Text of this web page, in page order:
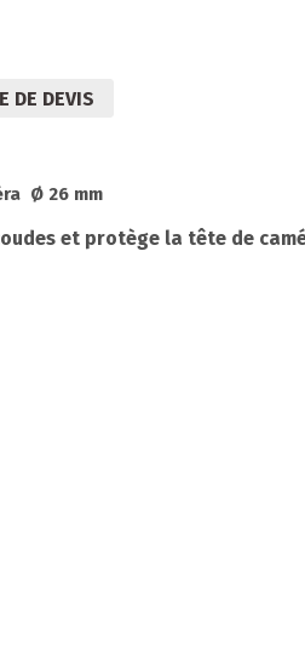
DE DEVIS
Ø 26 mm
et protège la tête de